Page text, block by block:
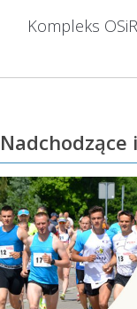
Kompleks
Nadchodzące